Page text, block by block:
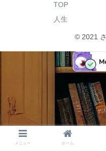
TOP
人生
© 2021
メニュー ホーム